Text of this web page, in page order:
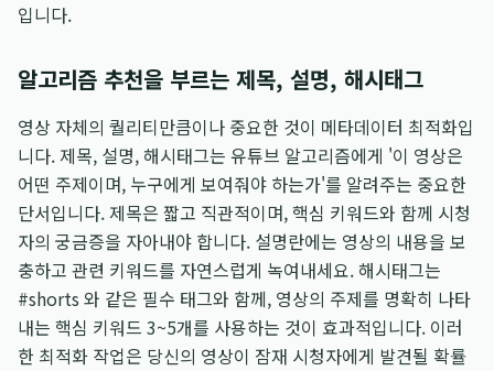
입니다.
알고리즘 추천을 부르는 제목, 설명, 해시태그
영상 자체의 퀄리티만큼이나 중요한 것이 메타데이터 최적화입
니다. 제목, 설명, 해시태그는 유튜브 알고리즘에게 '이 영상은
어떤 주제이며, 누구에게 보여줘야 하는가'를 알려주는 중요한
단서입니다. 제목은 짧고 직관적이며, 핵심 키워드와 함께 시청
자의 궁금증을 자아내야 합니다. 설명란에는 영상의 내용을 보
충하고 관련 키워드를 자연스럽게 녹여내세요. 해시태그는
#shorts 와 같은 필수 태그와 함께, 영상의 주제를 명확히 나타
내는 핵심 키워드 3~5개를 사용하는 것이 효과적입니다. 이러
한 최적화 작업은 당신의 영상이 잠재 시청자에게 발견될 확률